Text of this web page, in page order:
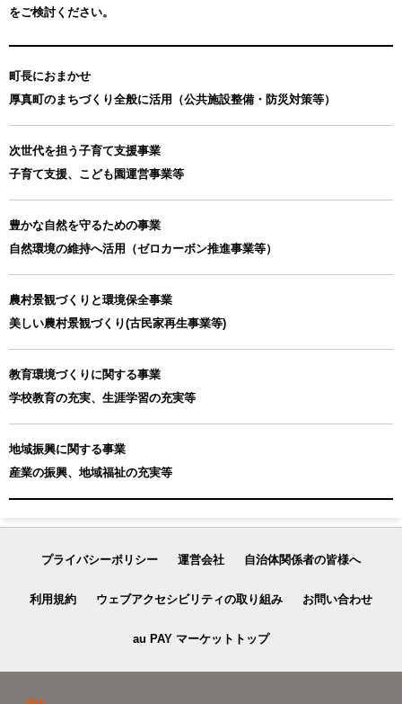
をご検討ください。
町長におまかせ
厚真町のまちづくり全般に活用（公共施設整備・防災対策等）
次世代を担う子育て支援事業
子育て支援、こども園運営事業等
豊かな自然を守るための事業
自然環境の維持へ活用（ゼロカーボン推進事業等）
農村景観づくりと環境保全事業
美しい農村景観づくり(古民家再生事業等)
教育環境づくりに関する事業
学校教育の充実、生涯学習の充実等
地域振興に関する事業
産業の振興、地域福祉の充実等
プライバシーポリシー 運営会社 自治体関係者の皆様へ
利用規約 ウェブアクセシビリティの取り組み お問い合わせ
au PAY マーケットトップ